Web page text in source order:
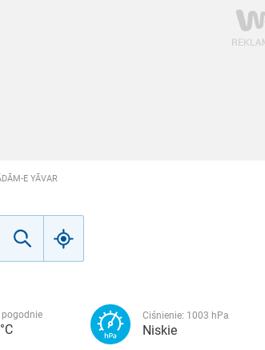
E YĀVAR
pogodnie Ciśnienie: 1003 hPa
Niskie